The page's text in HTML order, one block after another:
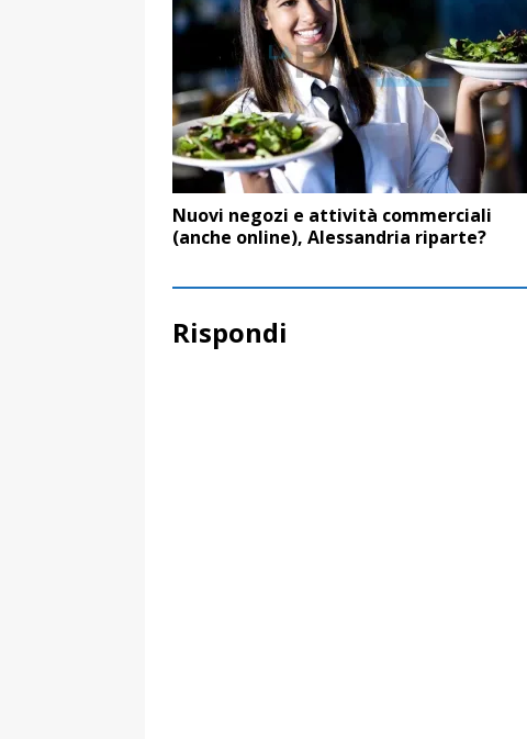
Nuovi negozi e attività commerciali
(anche online), Alessandria riparte?
Rispondi